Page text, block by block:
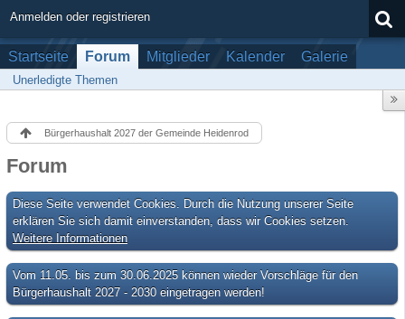
Anmelden oder registrieren
Startseite Forum Mitglieder Kalender Galerie
Unerledigte Themen
Bürgerhaushalt 2027 der Gemeinde Heidenrod
Forum
Diese Seite verwendet Cookies. Durch die Nutzung unserer Seite
erklären Sie sich damit einverstanden, dass wir Cookies setzen.
Weitere Informationen
Vom 11.05. bis zum 30.06.2025 können wieder Vorschläge für den
Bürgerhaushalt 2027 - 2030 eingetragen werden!